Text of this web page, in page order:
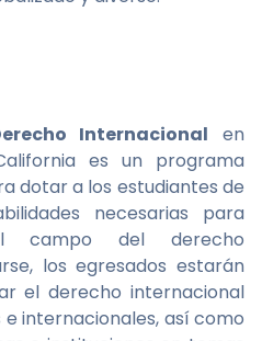
Internacional en
es un programa
dotar a los estudiantes de
necesarias para
campo del derecho
los egresados estarán
el derecho internacional
internacionales, así como